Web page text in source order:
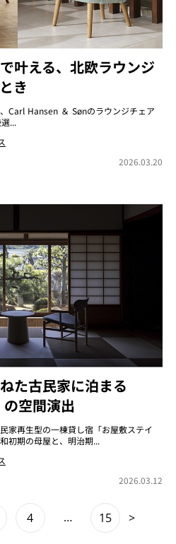
叶える、北欧ラウンジ
き
Carl Hansen ＆ Sønのラウンジチェア
...
2026.03.20
た古民家に泊まる
の空間演出
家再生型の一棟貸し宿「お屋敷ステイ
初期の母屋と、明治期...
2026.03.12
4 … 15 >